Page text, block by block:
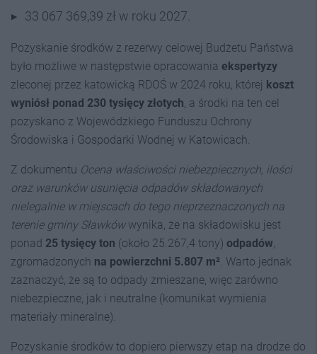
33 067 369,39 zł w roku 2027.
Pozyskanie środków z rezerwy celowej Budżetu Państwa
było możliwe w następstwie opracowania ekspertyzy
zleconej przez katowicką RDOŚ w 2024 roku, której koszt
wyniósł ponad 230 tysięcy złotych, a środki na ten cel
pozyskano z Wojewódzkiego Funduszu Ochrony
Środowiska i Gospodarki Wodnej w Katowicach.
Z dokumentu Ocena właściwości niebezpiecznych, ilości
oraz warunków usunięcia odpadów składowanych
nielegalnie w miejscach do tego nieprzeznaczonych na
terenie gminy Sławkówwynika, że na składowisku jest
ponad 25 tysięcy ton (około 25.267,4 tony) odpadów,
zgromadzonych na powierzchni 5.807 m². Warto jednak
zaznaczyć, że są to odpady zmieszane, więc zarówno
niebezpieczne, jak i neutralne (komunikat wymienia
materiały mineralne).
Pozyskanie środków to dopiero pierwszy etap na drodze do